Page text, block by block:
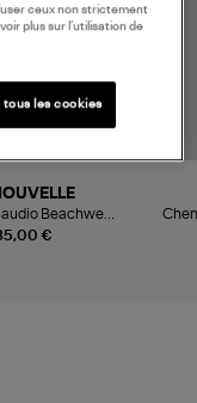
€
Beachwear
ceux non strictement
plus sur l’utilisation de
les cookies